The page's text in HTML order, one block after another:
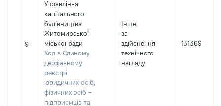
9
Управління
капітального
будівництва
Житомирської
міської ради
Код в Єдиному
державному
реєстрі
юридичних осіб,
фізичних осіб –
підприємців та
Інше
за
здійснення
технічного
нагляду
131369